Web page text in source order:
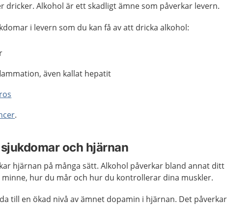
dricker. Alkohol är ett skadligt ämne som påverkar levern.
i levern som du kan få av att dricka alkohol:
även kallat hepatit
.
och hjärnan
hjärnan på många sätt. Alkohol påverkar bland annat ditt
hur du mår och hur du kontrollerar dina muskler.
till en ökad nivå av ämnet dopamin i hjärnan. Det påverkar